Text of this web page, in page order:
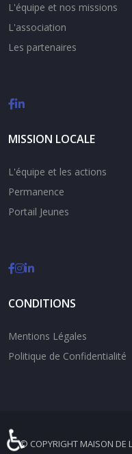
L'équipe et nos missions
L'association
Les partenaires
MISSION LOCALE
L'équipe et les actions
Permanence
Portail Jeunes
CONDITIONS
Mentions Légales
Politique de Confidentialité
© COPYRIGHT MAISON DE